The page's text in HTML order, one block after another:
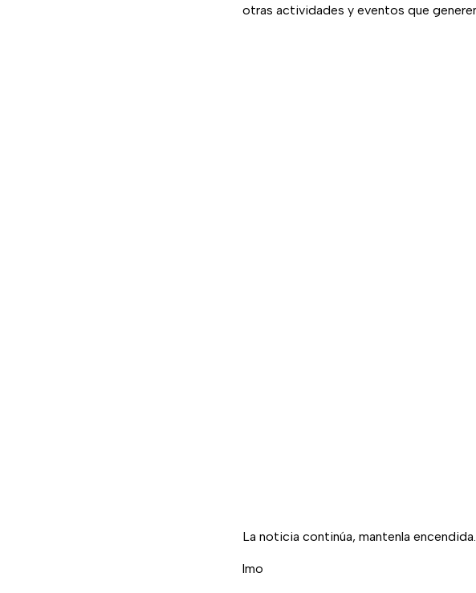
otras actividades y eventos que
La noticia continúa, mantenla
lmo